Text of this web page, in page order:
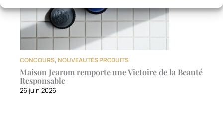
CONCOURS, NOUVEAUTÉS PRODUITS
Maison Jearom remporte une Victoire de la Beauté
Responsable
26 juin 2026